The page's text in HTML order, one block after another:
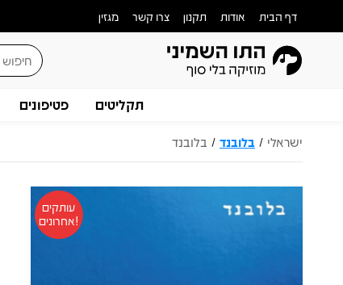
דף הבית אודות תקנון צרו קשר מגזין
תקליטים פטיפונים
ישראלי / בלובנד / בלובנד
עותקים
אחרונים!